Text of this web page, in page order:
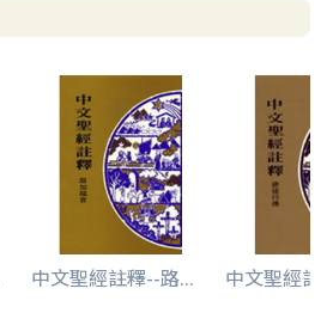
中文聖經註釋--路... 中文聖經註